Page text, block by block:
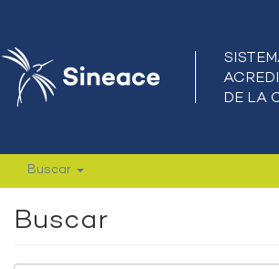
Buscar
Buscar